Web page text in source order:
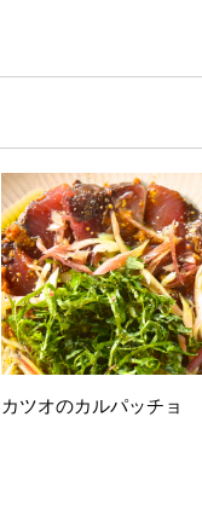
カツオのカルパッチョ